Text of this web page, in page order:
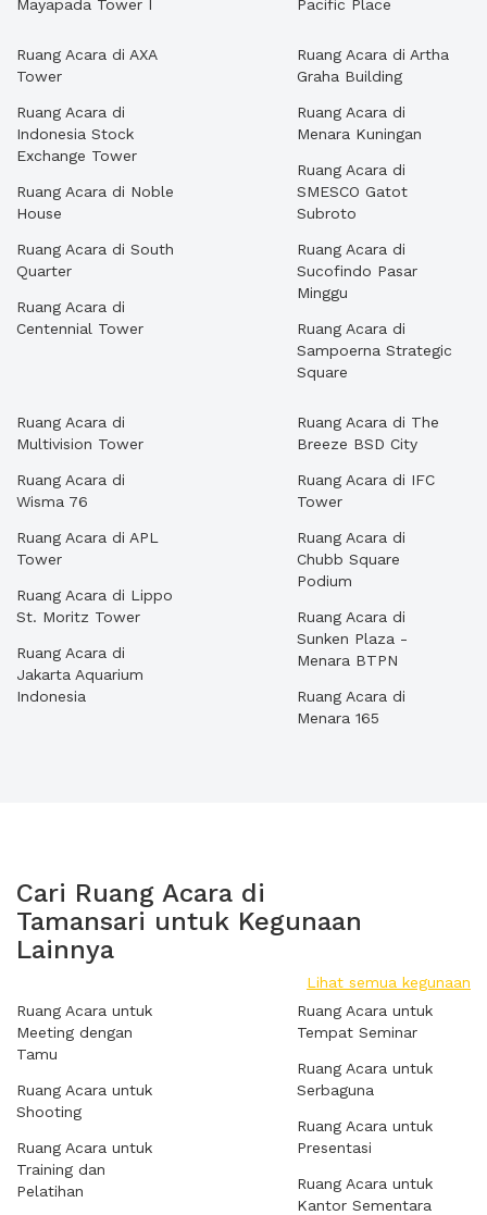
Mayapada Tower I Pacific Place
Ruang Acara di AXA
Tower
Ruang Acara di
Indonesia Stock
Exchange Tower
Ruang Acara di Noble
House
Ruang Acara di South
Quarter
Ruang Acara di
Centennial Tower
Ruang Acara di Artha
Graha Building
Ruang Acara di
Menara Kuningan
Ruang Acara di
SMESCO Gatot
Subroto
Ruang Acara di
Sucofindo Pasar
Minggu
Ruang Acara di
Sampoerna Strategic
Square
Ruang Acara di
Multivision Tower
Ruang Acara di
Wisma 76
Ruang Acara di APL
Tower
Ruang Acara di Lippo
St. Moritz Tower
Ruang Acara di
Jakarta Aquarium
Indonesia
Ruang Acara di The
Breeze BSD City
Ruang Acara di IFC
Tower
Ruang Acara di
Chubb Square
Podium
Ruang Acara di
Sunken Plaza -
Menara BTPN
Ruang Acara di
Menara 165
Cari Ruang Acara di
Tamansari untuk Kegunaan
Lainnya
Lihat semua kegunaan
Ruang Acara untuk
Meeting dengan
Tamu
Ruang Acara untuk
Shooting
Ruang Acara untuk
Training dan
Pelatihan
Ruang Acara untuk
Tempat Seminar
Ruang Acara untuk
Serbaguna
Ruang Acara untuk
Presentasi
Ruang Acara untuk
Kantor Sementara